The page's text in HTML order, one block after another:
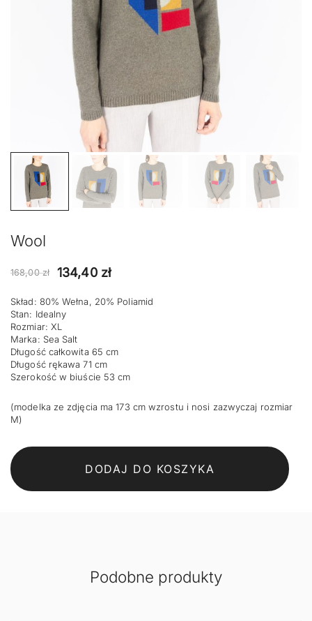
Wool
168,00zł
Pierwotna
wynosiła:
168,00 zł.
134,40 złAktualna
wynosi:
Skład: 80% Wełna, 20% Poliamid
Stan: Idealny
Rozmiar: XL
Marka: Sea Salt
Długość całkowita 65 cm
Długość rękawa 71 cm
Szerokość w biuście 53 cm
(modelka ze zdjęcia ma 173 cm wzrostu i nosi zazwyczaj rozmiar
M)
DODAJ DO KOSZYKA
Podobne produkty